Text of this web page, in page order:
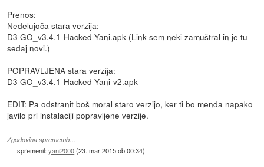
Prenos:
Nedelujoča stara verzija:
D3 GO_v3.4.1-Hacked-Yani.apk (Link sem neki zamuštral in je tu
sedaj novi.)
POPRAVLJENA stara verzija:
D3 GO_v3.4.1-Hacked-Yani-v2.apk
EDIT: Pa odstranit boš moral staro verzijo, ker ti bo menda napako
javilo pri instalaciji popravljene verzije.
Zgodovina sprememb…
spremenil:yani2000(23. mar 2015 ob 00:34)